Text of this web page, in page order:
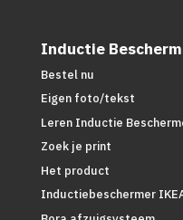
Inductie
Bestel nu
Eigen foto/tekst
Leren Inductie
Zoek je print
Het product
Inductiebeschermer